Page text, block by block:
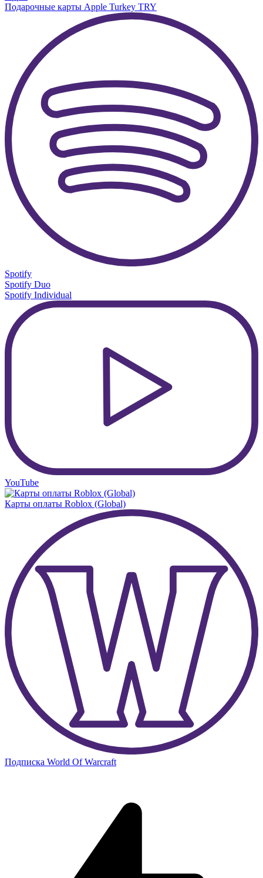
Подарочные карты Apple Turkey TRY
Spotify
Spotify Duo
Spotify Individual
YouTube
Карты оплаты Roblox (Global)
Подписка World Of Warcraft